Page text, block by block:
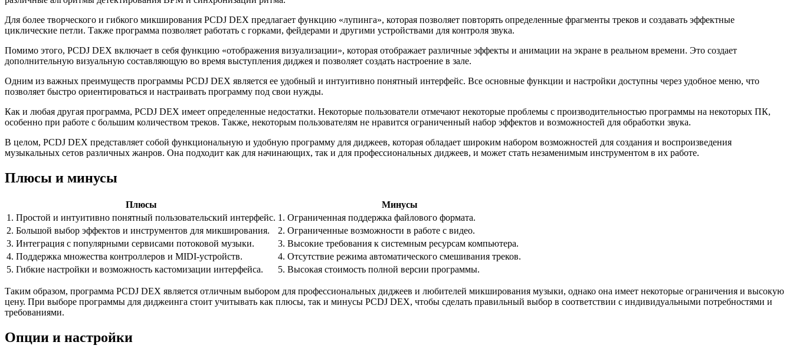
Для более творческого и гибкого микширования PCDJ DEX предлагает функцию «лупинга», которая позволяет повторять определенные фрагменты треков и создавать эффектные
циклические петли. Также программа позволяет работать с горками, фейдерами и другими устройствами для контроля звука.
Помимо этого, PCDJ DEX включает в себя функцию «отображения визуализации», которая отображает различные эффекты и анимации на экране в реальном времени. Это создает
дополнительную визуальную составляющую во время выступления диджея и позволяет создать настроение в зале.
Одним из важных преимуществ программы PCDJ DEX является ее удобный и интуитивно понятный интерфейс. Все основные функции и настройки доступны через удобное меню, что
позволяет быстро ориентироваться и настраивать программу под свои нужды.
Как и любая другая программа, PCDJ DEX имеет определенные недостатки. Некоторые пользователи отмечают некоторые проблемы с производительностью программы на некоторых ПК,
особенно при работе с большим количеством треков. Также, некоторым пользователям не нравится ограниченный набор эффектов и возможностей для обработки звука.
В целом, PCDJ DEX представляет собой функциональную и удобную программу для диджеев, которая обладает широким набором возможностей для создания и воспроизведения
музыкальных сетов различных жанров. Она подходит как для начинающих, так и для профессиональных диджеев, и может стать незаменимым инструментом в их работе.
Плюсы и минусы
Плюсы
Минусы
1. Простой и интуитивно понятный пользовательский интерфейс. 1. Ограниченная поддержка файлового формата.
2. Большой выбор эффектов и инструментов для микширования.
2. Ограниченные возможности в работе с видео.
3. Интеграция с популярными сервисами потоковой музыки.
3. Высокие требования к системным ресурсам компьютера.
4. Поддержка множества контроллеров и MIDI-устройств.
4. Отсутствие режима автоматического смешивания треков.
5. Гибкие настройки и возможность кастомизации интерфейса.
5. Высокая стоимость полной версии программы.
Таким образом, программа PCDJ DEX является отличным выбором для профессиональных диджеев и любителей микширования музыки, однако она имеет некоторые ограничения и высокую
цену. При выборе программы для диджеинга стоит учитывать как плюсы, так и минусы PCDJ DEX, чтобы сделать правильный выбор в соответствии с индивидуальными потребностями и
требованиями.
Опции и настройки